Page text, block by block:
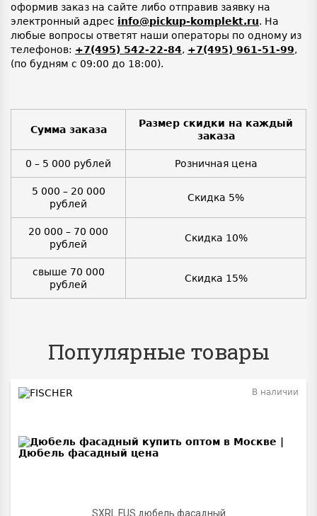
оформив заказ на сайте либо отправив заявку на
электронный адрес info@pickup-komplekt.ru. На
любые вопросы ответят наши операторы по одному из
телефонов: +7(495) 542-22-84, +7(495) 961-51-99,
(по будням с 09:00 до 18:00).
Сумма заказа
Размер скидки на каждый
заказа
0 – 5 000 рублей Розничная цена
5 000 – 20 000
рублей
Скидка 5%
20 000 – 70 000
рублей
Скидка 10%
свыше 70 000
рублей
Скидка 15%
Популярные товары
SXRL FUS дюбель фасадный
В наличии